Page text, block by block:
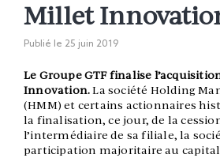
Millet
Publié le 25 juin 2019
Le Groupe GTF finalise
Innovation.La société Holding
(HMM) et certains actionnaires
la finalisation, ce jour, de la
l’intermédiaire de sa filiale, la
participation majoritaire au